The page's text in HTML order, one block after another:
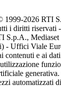
1999-2026 RTI
i diritti riservati
S.p.A., Mediaset
- Uffici Viale
contenuti e ai
automatizzati